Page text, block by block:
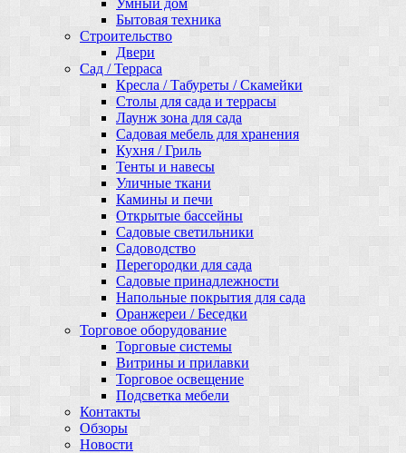
Бытовая техника
Строительство
Двери
Сад / Терраса
Кресла / Табуреты / Скамейки
Столы для сада и террасы
Лаунж зона для сада
Садовая мебель для хранения
Кухня / Гриль
Тенты и навесы
Уличные ткани
Камины и печи
Открытые бассейны
Садовые светильники
Садоводство
Перегородки для сада
Садовые принадлежности
Напольные покрытия для сада
Оранжереи / Беседки
Торговое оборудование
Торговые системы
Витрины и прилавки
Торговое освещение
Подсветка мебели
Контакты
Обзоры
Новости